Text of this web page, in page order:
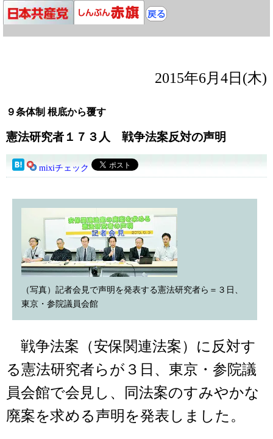
2015年6月4日(木)
９条体制 根底から覆す
憲法研究者１７３人 戦争法案反対の声明
mixiチェック
（写真）記者会見で声明を発表する憲法研究者ら＝３日、
東京・参院議員会館
戦争法案（安保関連法案）に反対す
る憲法研究者らが３日、東京・参院議
員会館で会見し、同法案のすみやかな
廃案を求める声明を発表しました。